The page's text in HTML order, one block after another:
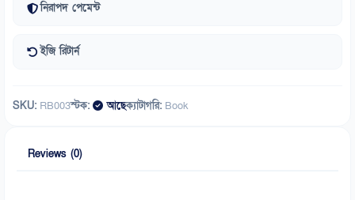
নিরাপদ পেমেন্ট
ইজি রিটার্ন
SKU: RB003স্টক: আছেক্যাটাগরি: Book
Reviews (0)